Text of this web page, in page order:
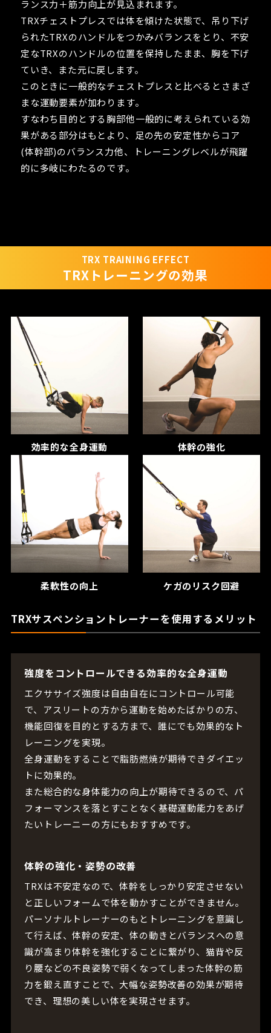
ランス力＋筋力向上が見込まれます。
TRXチェストプレスでは体を傾けた状態で、吊り下げ
られたTRXのハンドルをつかみバランスをとり、不安
定なTRXのハンドルの位置を保持したまま、胸を下げ
ていき、また元に戻します。
このときに一般的なチェストプレスと比べるとさまざ
まな運動要素が加わります。
すなわち目的とする胸部他一般的に考えられている効
果がある部分はもとより、足の先の安定性からコア
(体幹部)のバランス力他、トレーニングレベルが飛躍
的に多岐にわたるのです。
TRX TRAINING EFFECT
TRXトレーニングの効果
効率的な全身運動 体幹の強化
柔軟性の向上 ケガのリスク回避
TRXサスペンショントレーナーを使用するメリット
強度をコントロールできる効率的な全身運動
エクササイズ強度は自由自在にコントロール可能
で、アスリートの方から運動を始めたばかりの方、
機能回復を目的とする方まで、誰にでも効果的なト
レーニングを実現。
全身運動をすることで脂肪燃焼が期待できダイエッ
トに効果的。
また総合的な身体能力の向上が期待できるので、パ
フォーマンスを落とすことなく基礎運動能力をあげ
たいトレーニーの方にもおすすめです。
体幹の強化・姿勢の改善
TRXは不安定なので、体幹をしっかり安定させない
と正しいフォームで体を動かすことができません。
パーソナルトレーナーのもとトレーニングを意識し
て行えば、体幹の安定、体の動きとバランスへの意
識が高まり体幹を強化することに繋がり、猫背や反
り腰などの不良姿勢で弱くなってしまった体幹の筋
力を鍛え直すことで、大幅な姿勢改善の効果が期待
でき、理想の美しい体を実現させます。